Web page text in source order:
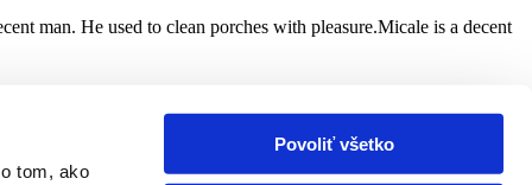
tom, ako
Povoliť všetko
man. He used to clean porches with pleasure.Micale is a decent